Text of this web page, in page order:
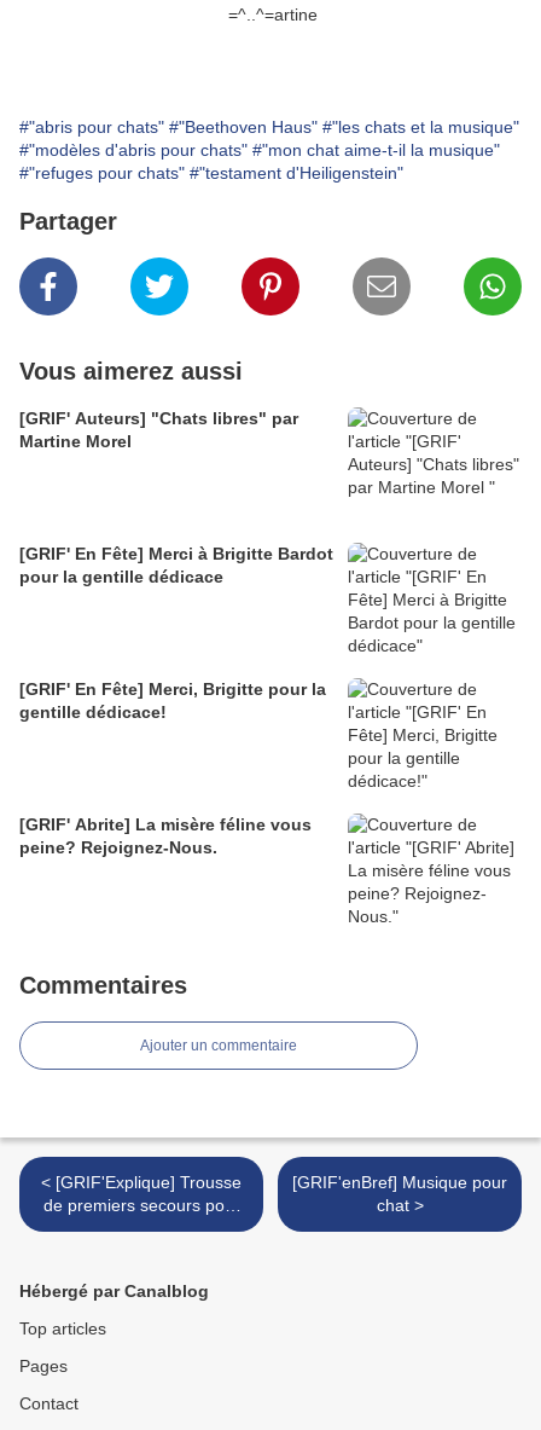
=^..^=artine
#"abris pour chats" #"Beethoven Haus" #"les chats et la musique"
#"modèles d'abris pour chats" #"mon chat aime-t-il la musique"
#"refuges pour chats" #"testament d'Heiligenstein"
Partager
Vous aimerez aussi
[GRIF' Auteurs] "Chats libres" par
Martine Morel
[GRIF' En Fête] Merci à Brigitte Bardot
pour la gentille dédicace
[GRIF' En Fête] Merci, Brigitte pour la
gentille dédicace!
[GRIF' Abrite] La misère féline vous
peine? Rejoignez-Nous.
Commentaires
Ajouter un commentaire
< [GRIF'Explique] Trousse
de premiers secours pour
votre chat.
[GRIF'enBref] Musique pour
chat >
Hébergé par Canalblog
Top articles
Pages
Contact